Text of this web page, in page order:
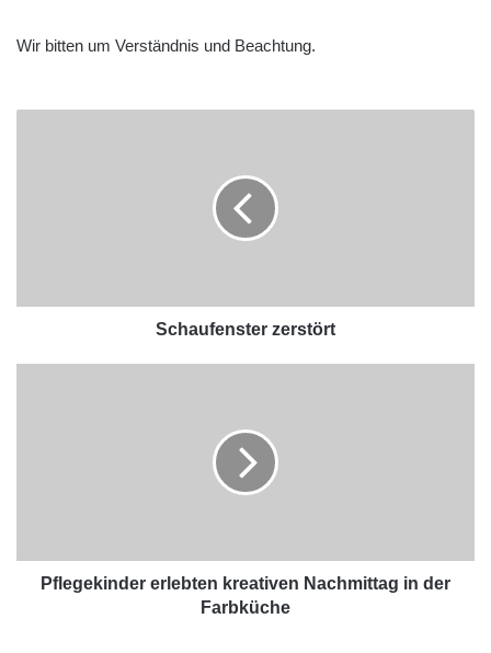
Wir bitten um Verständnis und Beachtung.
Schaufenster zerstört
Pflegekinder erlebten kreativen Nachmittag in der
Farbküche